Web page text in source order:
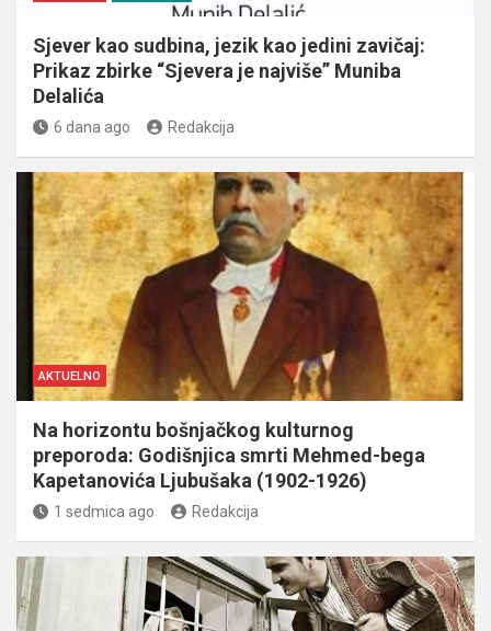
Sjever kao sudbina, jezik kao jedini zavičaj:
Prikaz zbirke “Sjevera je najviše” Muniba
Delalića
6 dana ago Redakcija
AKTUELNO
Na horizontu bošnjačkog kulturnog
preporoda: Godišnjica smrti Mehmed-bega
Kapetanovića Ljubušaka (1902-1926)
1 sedmica ago Redakcija